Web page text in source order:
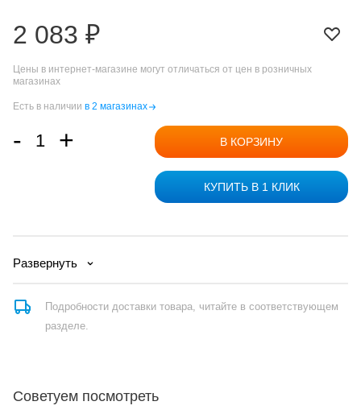
2 083 ₽
Цены в интернет-магазине могут отличаться от цен в розничных
магазинах
Есть в наличии в 2 магазинах
- + В КОРЗИНУ
КУПИТЬ В 1 КЛИК
Развернуть
Подробности доставки товара, читайте в соответствующем
разделе.
Советуем посмотреть